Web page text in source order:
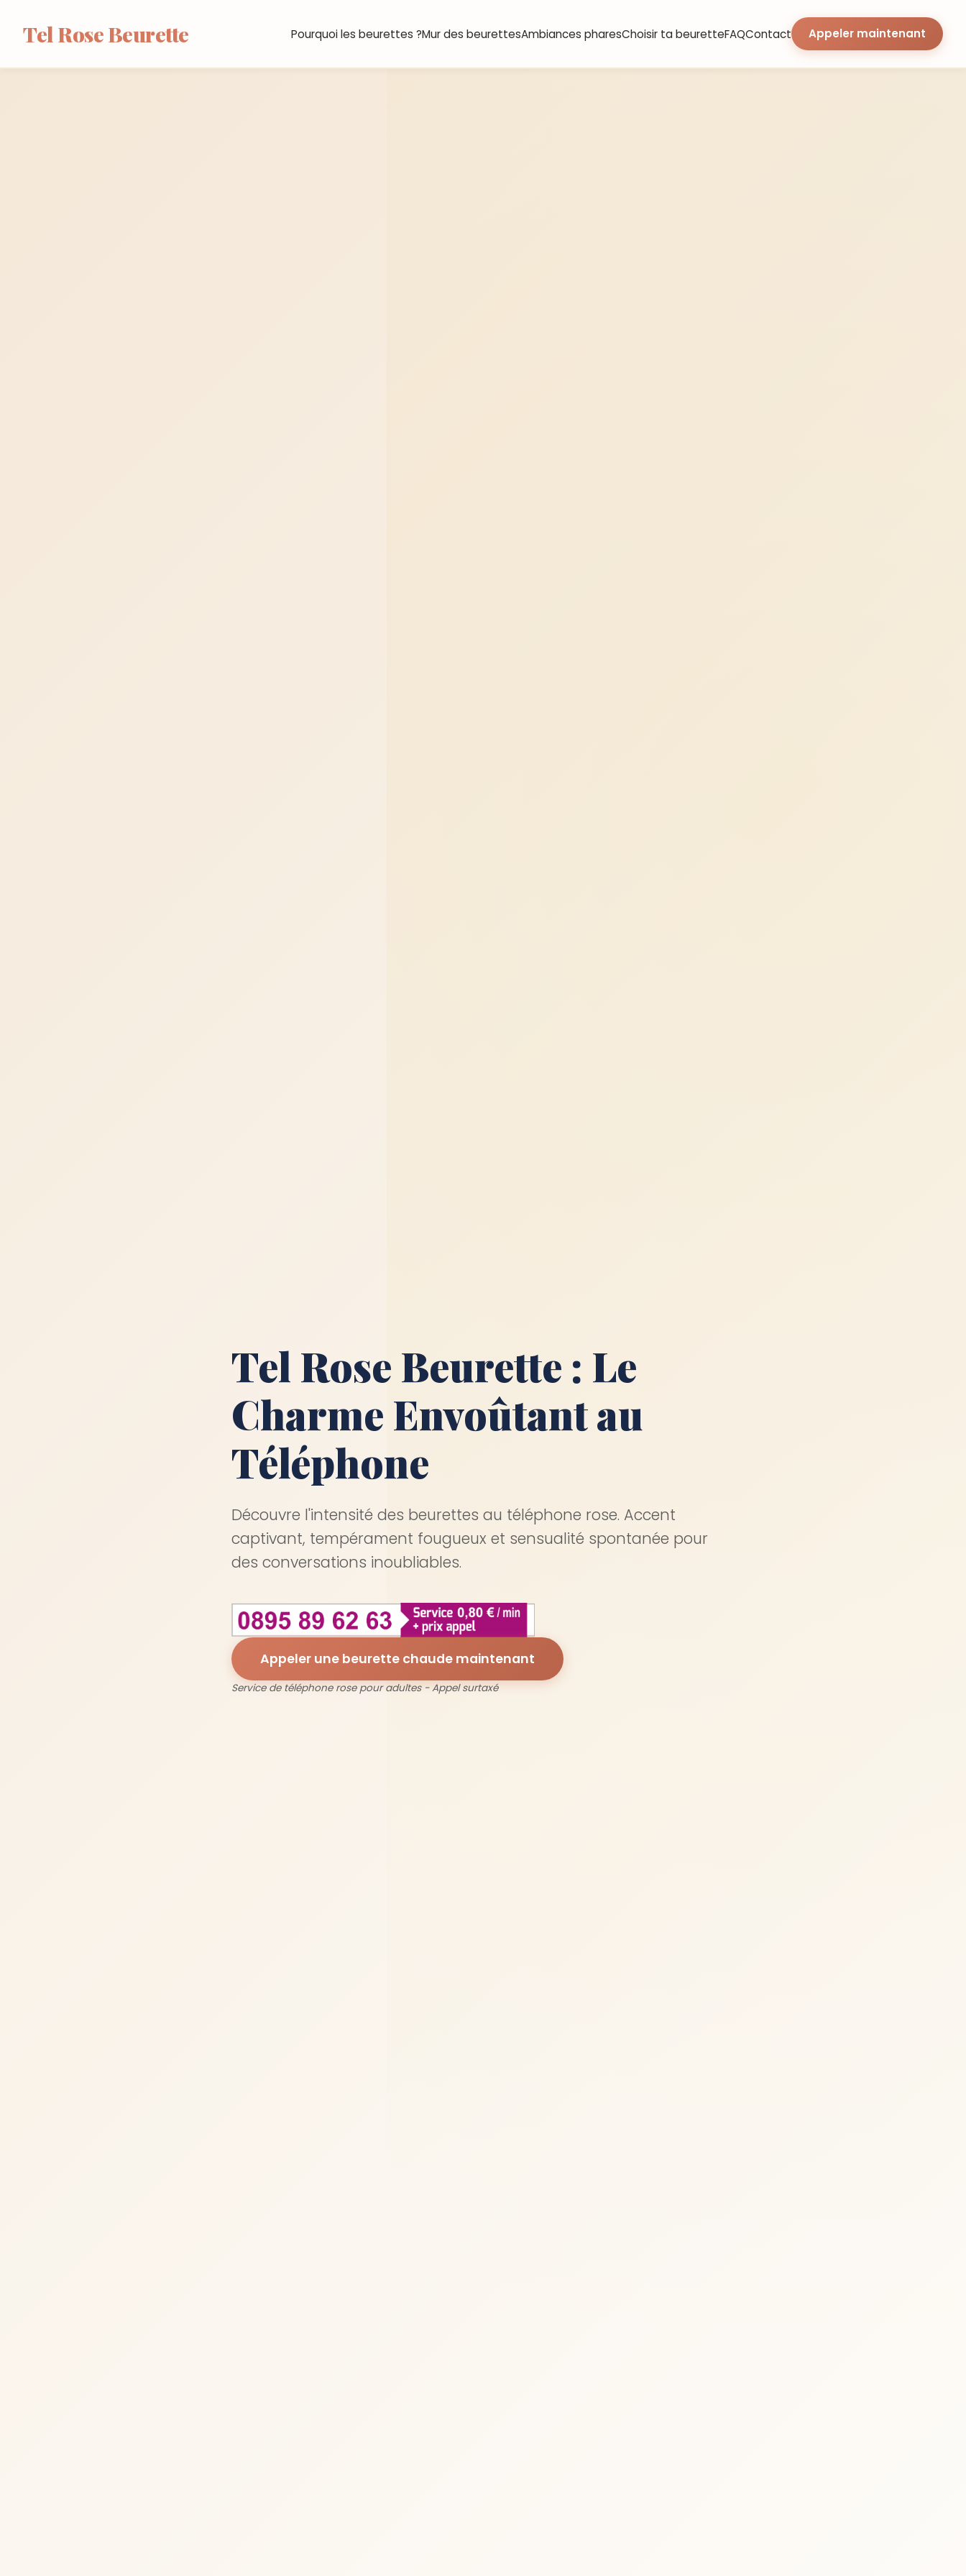
Tel Rose Beurette Pourquoi les beurettes ?Mur des beurettesAmbiances pharesChoisir ta beuretteFAQContact Appeler maintenant
Tel Rose Beurette : Le
Charme Envoûtant au
Téléphone
Découvre l'intensité des beurettes au téléphone rose. Accent
captivant, tempérament fougueux et sensualité spontanée pour
des conversations inoubliables.
Appeler une beurette chaude maintenant
Service de téléphone rose pour adultes - Appel surtaxé